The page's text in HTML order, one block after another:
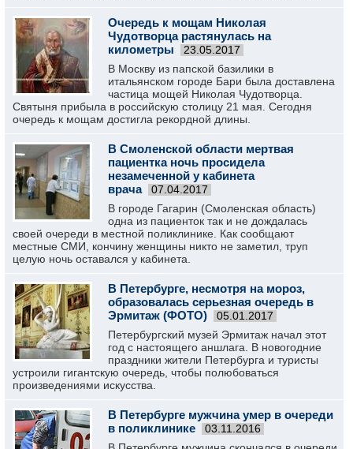
Очередь к мощам Николая
Чудотворца растянулась на
километры
23.05.2017
В Москву из папской базилики в
итальянском городе Бари была доставлена
частица мощей Николая Чудотворца.
Святыня прибыла в российскую столицу 21 мая. Сегодня
очередь к мощам достигла рекордной длины.
В Смоленской области мертвая
пациентка ночь просидела
незамеченной у кабинета
врача
07.04.2017
В городе Гагарин (Смоленская область)
одна из пациенток так и не дождалась
своей очереди в местной поликлинике. Как сообщают
местные СМИ, кончину женщины никто не заметил, труп
целую ночь оставался у кабинета.
В Петербурге, несмотря на мороз,
образовалась серьезная очередь в
Эрмитаж (ФОТО)
05.01.2017
Петербургский музей Эрмитаж начал этот
год с настоящего аншлага. В новогодние
праздники жители Петербурга и туристы
устроили гигантскую очередь, чтобы полюбоваться
произведениями искусства.
В Петербурге мужчина умер в очереди
в поликлинике
03.11.2016